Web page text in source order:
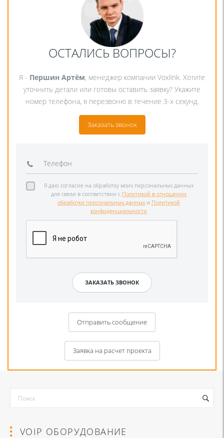
ОСТАЛИСЬ ВОПРОСЫ?
Я - Першин Артём, менеджер компании Voxlink. Хотите
уточнить детали или готовы оставить заявку? Укажите
номер телефона, я перезвоню в течение 3-х секунд.
Заказать звонок
Я даю согласие на обработку моих персональных данных
для связи в соответствии с Политикой в отношении
обработки персональных данных и Политикой
конфиденциальности
Отправить сообщение
Заявка на расчет проекта
VOIP ОБОРУДОВАНИЕ